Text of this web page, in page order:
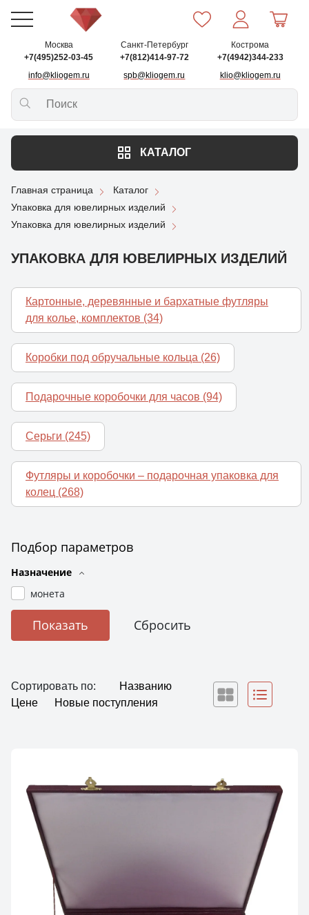
Москва
+7(495)252-03-45
info@kliogem.ru
Санкт-Петербург
+7(812)414-97-72
spb@kliogem.ru
Кострома
+7(4942)344-233
klio@kliogem.ru
КАТАЛОГ
Главная страница
Каталог
Упаковка для ювелирных изделий
Упаковка для ювелирных изделий
УПАКОВКА ДЛЯ ЮВЕЛИРНЫХ ИЗДЕЛИЙ
Картонные, деревянные и бархатные футляры
для колье, комплектов (34)
Коробки под обручальные кольца (26)
Подарочные коробочки для часов (94)
Серьги (245)
Футляры и коробочки – подарочная упаковка для
колец (268)
Подбор параметров
Назначение
монета
Сортировать по:
Названию
Цене
Новые поступления